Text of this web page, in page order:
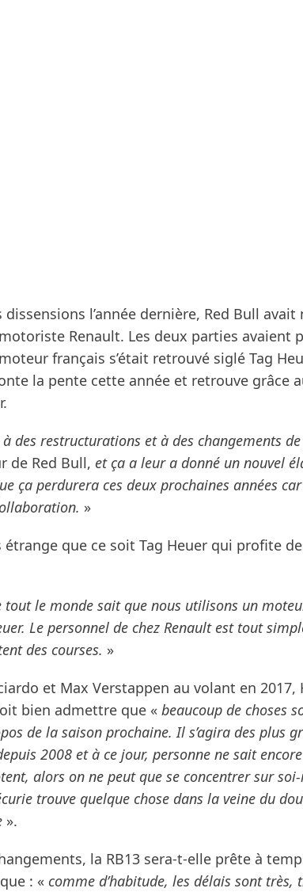
dissensions l’année dernière, Red Bull avait
Renault. Les deux parties avaient
français s’était retrouvé siglé Tag
la pente cette année et retrouve grâce
des restructurations et à des changements
de Red Bull, et ça a leur a donné un nouvel
ça perdurera ces deux prochaines années
»
étrange que ce soit Tag Heuer qui profite
tout le monde sait que nous utilisons un
Le personnel de chez Renault est tout
des courses. »
et Max Verstappen au volant en 2017,
bien admettre que « beaucoup de choses
de la saison prochaine. Il s’agira des plus
2008 et à ce jour, personne ne sait
alors on ne peut que se concentrer sur
trouve quelque chose dans la veine du
».
la RB13 sera-t-elle prête à
: « comme d’habitude, les délais sont très,